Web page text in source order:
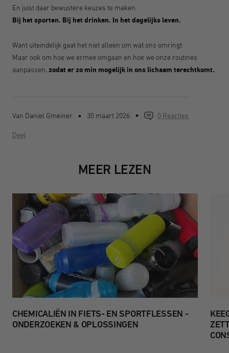
Van Daniel Gmeiner 30 maart 2026 0 Reacties
Deel
En juist daar bewustere keuzes te maken.
Bij het sporten. Bij het drinken. In het dagelijks leven.
Want uiteindelijk gaat het niet alleen om wat ons omringt.
Maar ook om hoe we ermee omgaan en hoe we onze routines
aanpassen, zodat er zo min mogelijk in ons lichaam terechtkomt.
MEER LEZEN
CHEMICALIËN IN FIETS- EN SPORTFLESSEN -
ONDERZOEKEN & OPLOSSINGEN